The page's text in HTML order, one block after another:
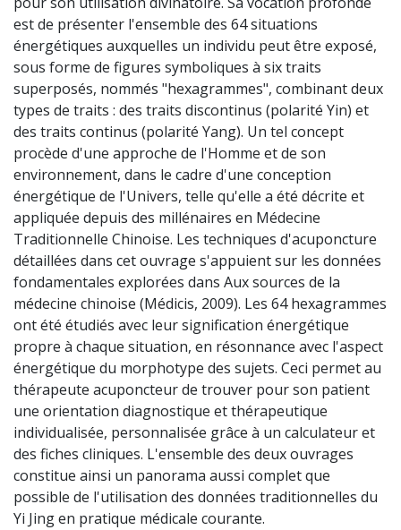
est de présenter l'ensemble des 64 situations
énergétiques auxquelles un individu peut être exposé,
sous forme de figures symboliques à six traits
superposés, nommés "hexagrammes", combinant deux
types de traits : des traits discontinus (polarité Yin) et
des traits continus (polarité Yang). Un tel concept
procède d'une approche de l'Homme et de son
environnement, dans le cadre d'une conception
énergétique de l'Univers, telle qu'elle a été décrite et
appliquée depuis des millénaires en Médecine
Traditionnelle Chinoise. Les techniques d'acuponcture
détaillées dans cet ouvrage s'appuient sur les données
fondamentales explorées dans Aux sources de la
médecine chinoise (Médicis, 2009). Les 64 hexagrammes
ont été étudiés avec leur signification énergétique
propre à chaque situation, en résonnance avec l'aspect
énergétique du morphotype des sujets. Ceci permet au
thérapeute acuponcteur de trouver pour son patient
une orientation diagnostique et thérapeutique
individualisée, personnalisée grâce à un calculateur et
des fiches cliniques. L'ensemble des deux ouvrages
constitue ainsi un panorama aussi complet que
possible de l'utilisation des données traditionnelles du
Yi Jing en pratique médicale courante.